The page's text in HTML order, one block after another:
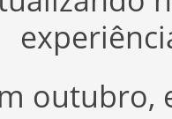
outubro,